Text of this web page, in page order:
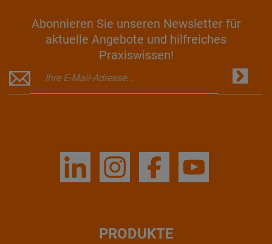
Abonnieren Sie unseren Newsletter für
aktuelle Angebote und hilfreiches
Praxiswissen!
PRODUKTE